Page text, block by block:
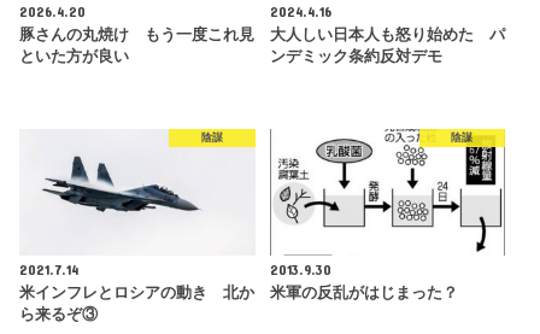
2026.4.20
豚さんの丸焼け もう一度これ見
といた方が良い
2024.4.16
大人しい日本人も怒り始めた パ
ンデミック条約反対デモ
陰謀
2021.7.14
米インフレとロシアの動き 北か
ら来るぞ③
陰謀
2013.9.30
米軍の反乱がはじまった？